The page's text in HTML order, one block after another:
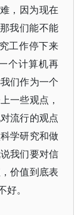
，因为现在
我们能不能
工作停下来
个计算机再
们作为一个
一些观点，
流行的观点
学研究和做
我们要对信
价值到底表
。